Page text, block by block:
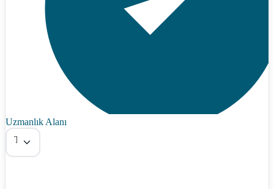
Uzmanlık Alanı
Tümü